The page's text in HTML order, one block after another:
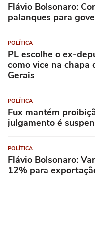
Flávio Bolsonaro:
palanques para
POLÍTICA
PL escolhe o ex-
como vice na chapa
Gerais
POLÍTICA
Fux mantém
julgamento é
POLÍTICA
Flávio Bolsonaro:
12% para